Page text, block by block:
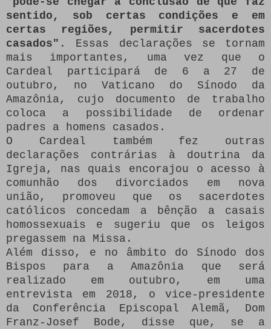
sentido, sob certas condições e em
certas regiões, permitir sacerdotes
casados" . Essas declarações se tornam
mais importantes, uma vez que o
Cardeal participará de 6 a 27 de
outubro, no Vaticano do Sínodo da
Amazônia, cujo documento de trabalho
coloca a possibilidade de ordenar
padres a homens casados.
O Cardeal também fez outras
declarações contrárias à doutrina da
Igreja, nas quais encorajou o acesso à
comunhão dos divorciados em nova
união, promoveu que os sacerdotes
católicos concedam a bênção a casais
homossexuais e sugeriu que os leigos
pregassem na Missa.
Além disso, e no âmbito do Sínodo dos
Bispos para a Amazônia que será
realizado em outubro, em uma
entrevista em 2018, o vice-presidente
da Conferência Episcopal Alemã, Dom
Franz-Josef Bode, disse que, se a